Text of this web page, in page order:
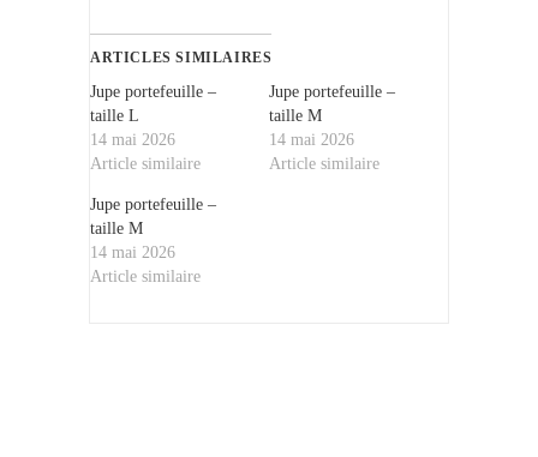
ARTICLES SIMILAIRES
Jupe portefeuille –
taille L
14 mai 2026
Article similaire
Jupe portefeuille –
taille M
14 mai 2026
Article similaire
Jupe portefeuille –
taille M
14 mai 2026
Article similaire